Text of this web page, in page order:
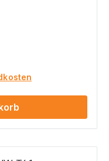
greift
1 oder E21-
sportliches
angenehm